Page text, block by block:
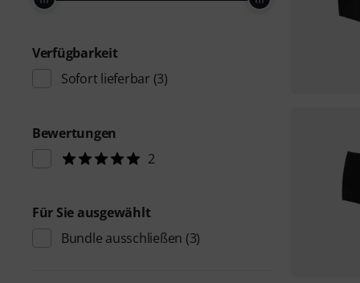
Verfügbarkeit
Sofort lieferbar (3)
Bewertungen
2
Für Sie ausgewählt
Bundle ausschließen (3)